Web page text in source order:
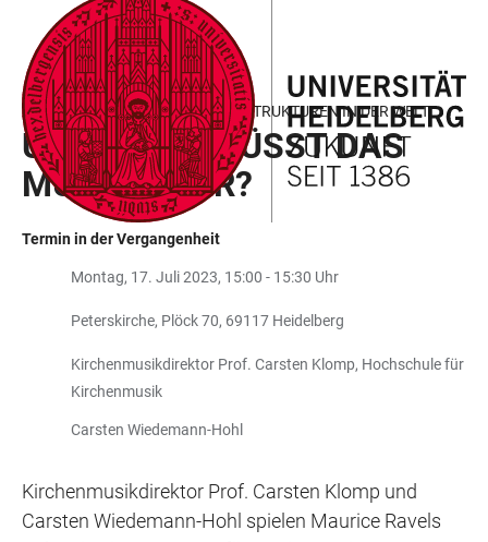
LINKS
ZUR
BARRIEREFREIHEIT
ZUM
HAUPTINHALT
HAUPTNAVIGATION
ÖFFNEN
WEBSEITENSUCHE
ÖFFNEN
AKADEMISCHE MITTAGSPAUSE: STRUKTUREN IN DER WELT
UND EWIG GRÜSST DAS M
URMELTIER?
Termin in der Vergangenheit
Montag, 17. Juli 2023, 15:00 - 15:30 Uhr
Peterskirche, Plöck 70, 69117 Heidelberg
Kirchenmusikdirektor Prof. Carsten Klomp, Hochschule für
Kirchenmusik
Carsten Wiedemann-Hohl
Kirchenmusikdirektor Prof. Carsten Klomp und
Carsten Wiedemann-Hohl spielen Maurice Ravels